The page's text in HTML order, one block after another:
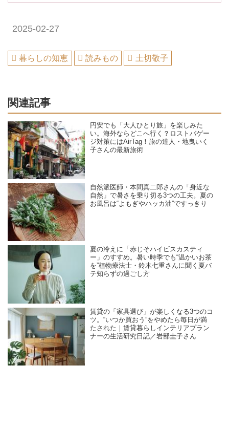
2025-02-27
暮らしの知恵 読みもの 土切敬子
関連記事
円安でも「大人ひとり旅」を楽しみた
い。海外ならどこへ行く？ロストバゲー
ジ対策にはAirTag！旅の達人・地曳いく
子さんの最新旅術
自然派医師・本間真二郎さんの「身近な
自然」で暑さを乗り切る3つの工夫。夏の
お風呂は“よもぎやハッカ油”ですっきり
夏の冷えに「赤じそハイビスカスティ
ー」のすすめ。暑い時季でも“温かいお茶
を”植物療法士・鈴木七重さんに聞く夏バ
テ知らずの過ごし方
賃貸の「家具選び」が楽しくなる3つのコ
ツ。“いつか買おう”をやめたら毎日が満
たされた｜賃貸暮らしインテリアプラン
ナーの生活研究日記／岩部圭子さん